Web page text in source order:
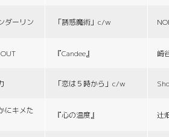
ダーリン 「誘惑魔術」c/w
『Candee』 崎
「恋は５時から」c/w
にキメた
『心の温度』 辻